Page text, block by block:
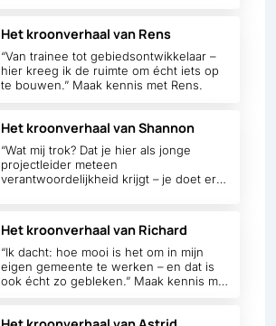
Het kroonverhaal van Rens
“Van trainee tot gebiedsontwikkelaar –
hier kreeg ik de ruimte om écht iets op
te bouwen.” Maak kennis met Rens.
Het kroonverhaal van Shannon
“Wat mij trok? Dat je hier als jonge
projectleider meteen
verantwoordelijkheid krijgt – je doet er
Het kroonverhaal van Richard
“Ik dacht: hoe mooi is het om in mijn
eigen gemeente te werken – en dat is
ook écht zo gebleken.” Maak kennis met